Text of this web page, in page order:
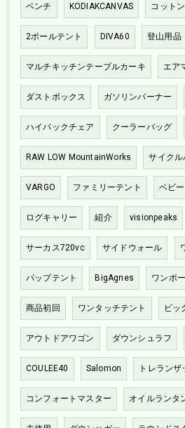
ベンチ KODIAKCANVAS コット
2ポールテント DIVA60 登山用品
マルチキッチンテーブルカーキ エア
ダストボックス ガソリンバーナー
ハイバックチェア クーラーバッグ
RAW LOW MountainWorks サイクル
VARGO ファミリーテント ベビ
ログキャリー 紹介 visionpeaks
サーカス720vc サイドウォール
パップテント BigAgnes ワンポ
商品初回 ワンタッチテント ビッ
アウトドアワゴン ダウンシュラフ
COULEE40 Salomon トレランザ
コンフォートマスター オイルランタ